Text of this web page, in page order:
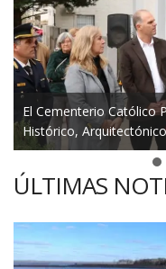
El Cementerio Católico
Histórico,
ÚLTIMAS